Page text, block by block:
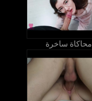
محاكاة ساخرة